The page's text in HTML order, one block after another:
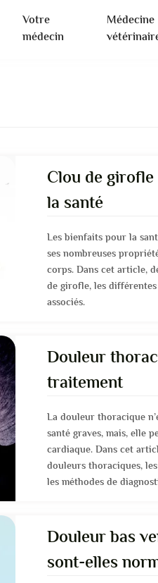
Votre
médecin
Médecine
Clou de
la santé
Les bienfaits pour la
ses nombreuses
corps. Dans cet article,
de girofle, les
associés.
Douleur
traitement
La douleur thoracique
santé graves, mais, elle
cardiaque. Dans cet
douleurs thoraciques,
les méthodes de
Douleur bas
sont-elles